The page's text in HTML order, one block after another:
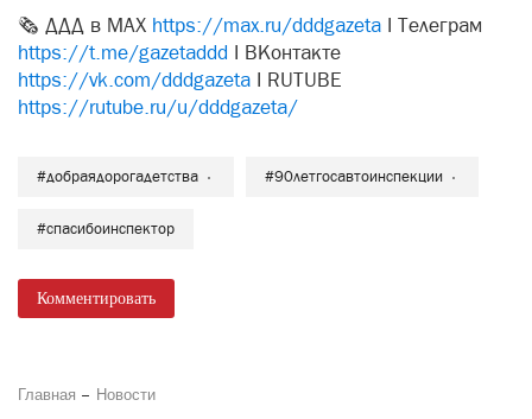
🗞️ ДДД в MAX https://max.ru/dddgazeta I Телеграм
https://t.me/gazetaddd I ВКонтакте
https://vk.com/dddgazeta I RUTUBE
https://rutube.ru/u/dddgazeta/
#добраядорогадетства #90летгосавтоинспекции
#спасибоинспектор
Комментировать
Главная Новости